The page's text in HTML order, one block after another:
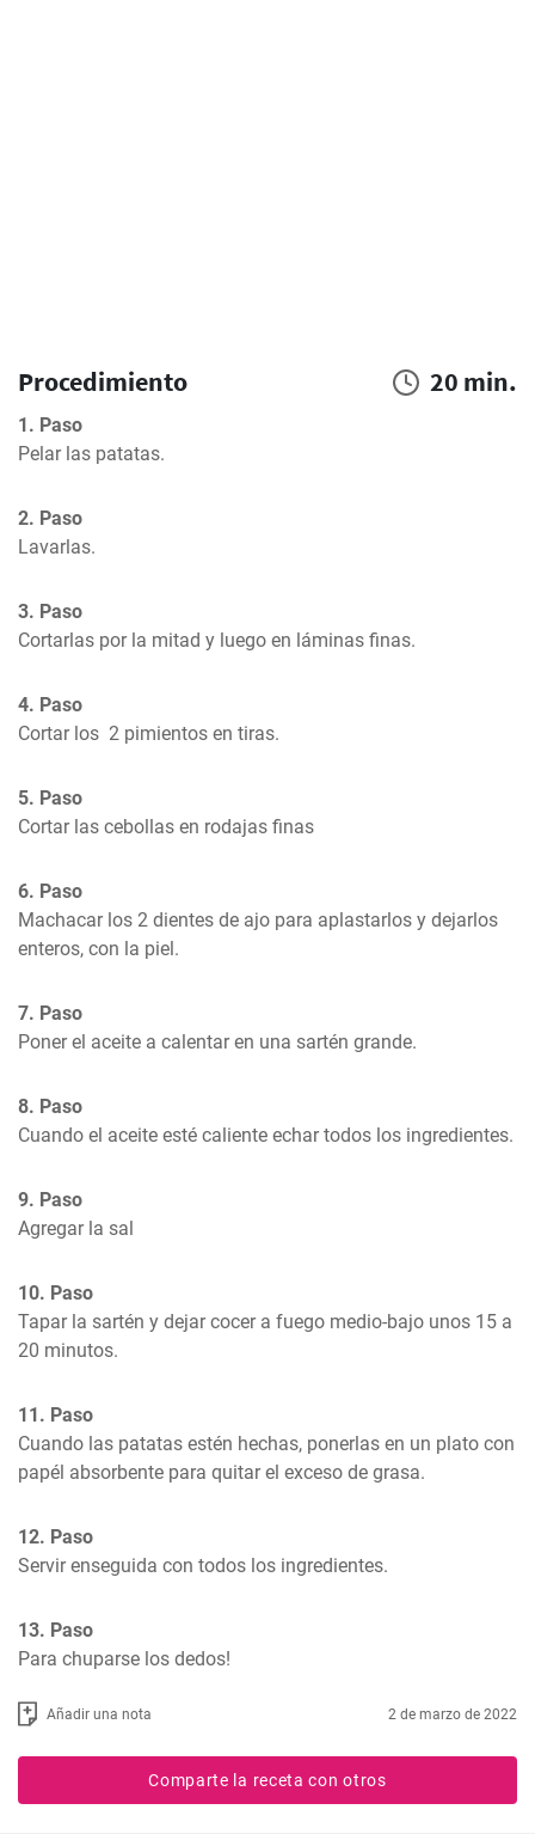
Procedimiento 20 min.
1. Paso
Pelar las patatas.
2. Paso
Lavarlas.
3. Paso
Cortarlas por la mitad y luego en láminas finas.
4. Paso
Cortar los  2 pimientos en tiras.
5. Paso
Cortar las cebollas en rodajas finas
6. Paso
Machacar los 2 dientes de ajo para aplastarlos y dejarlos
enteros, con la piel.
7. Paso
Poner el aceite a calentar en una sartén grande.
8. Paso
Cuando el aceite esté caliente echar todos los ingredientes.
9. Paso
Agregar la sal
10. Paso
Tapar la sartén y dejar cocer a fuego medio-bajo unos 15 a
20 minutos.
11. Paso
Cuando las patatas estén hechas, ponerlas en un plato con
papél absorbente para quitar el exceso de grasa.
12. Paso
Servir enseguida con todos los ingredientes.
13. Paso
Para chuparse los dedos!
Añadir una nota 2 de marzo de 2022
Comparte la receta con otros